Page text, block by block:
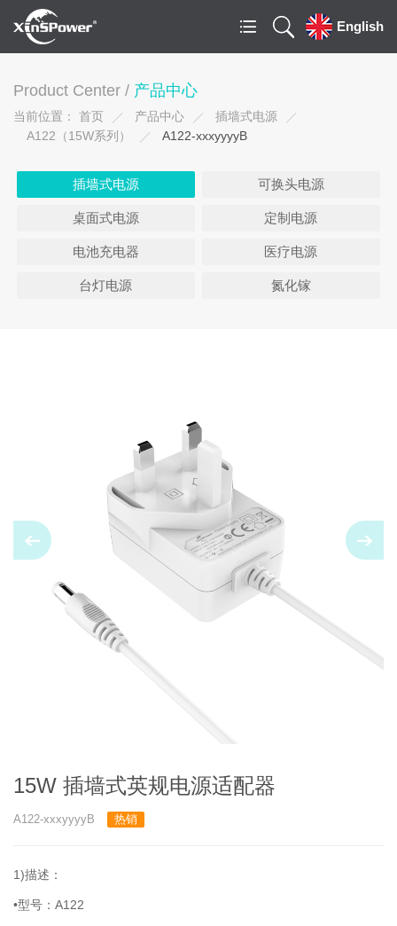
English
Product Center / 产品中心
当前位置： 首页 产品中心
插墙式电源
A122（15W系列）
A122-xxxyyyyB
插墙式电源 可换头电源
桌面式电源 定制电源
电池充电器 医疗电源
台灯电源 氮化镓
15W 插墙式英规电源适配器
A122-xxxyyyyB 热销
1)描述：
•型号：A122